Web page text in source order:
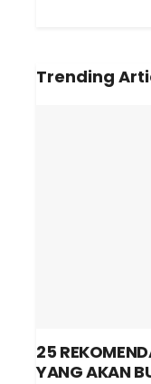
Trending
25
YANG AKAN